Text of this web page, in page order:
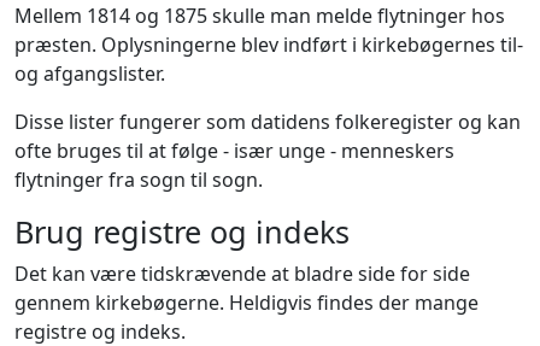
Mellem 1814 og 1875 skulle man melde flytninger hos
præsten. Oplysningerne blev indført i kirkebøgernes til-
og afgangslister.
Disse lister fungerer som datidens folkeregister og kan
ofte bruges til at følge - især unge - menneskers
flytninger fra sogn til sogn.
Brug registre og indeks
Det kan være tidskrævende at bladre side for side
gennem kirkebøgerne. Heldigvis findes der mange
registre og indeks.